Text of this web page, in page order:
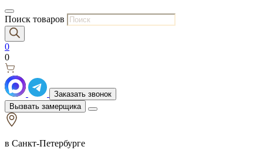
Поиск товаров
0
0
Заказать звонок
Вызвать замерщика
в Санкт-Петербурге